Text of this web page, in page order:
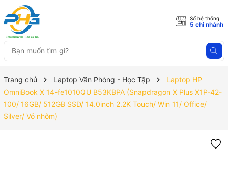
Số hệ thống
5 chi nhánh
Trang chủ Laptop Văn Phòng - Học Tập
Laptop HP
OmniBook X 14-fe1010QU B53KBPA (Snapdragon X Plus X1P-42-
100/ 16GB/ 512GB SSD/ 14.0inch 2.2K Touch/ Win 11/ Office/
Silver/ Vỏ nhôm)